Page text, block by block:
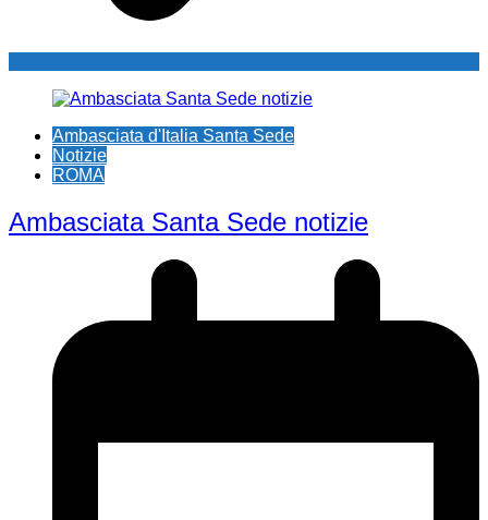
Ambasciata d'Italia Santa Sede
Notizie
ROMA
Ambasciata Santa Sede notizie